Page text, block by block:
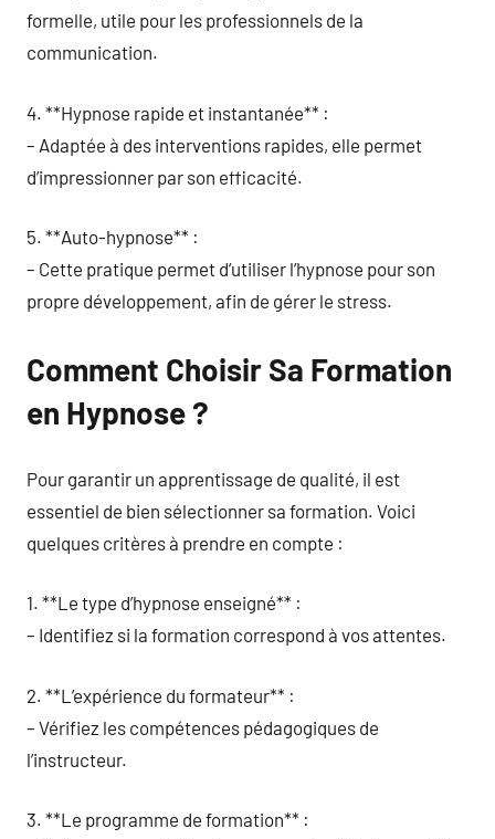
formelle, utile pour les professionnels de la
communication.
4. **Hypnose rapide et instantanée** :
– Adaptée à des interventions rapides, elle permet
d’impressionner par son efficacité.
5. **Auto-hypnose** :
– Cette pratique permet d’utiliser l’hypnose pour son
propre développement, afin de gérer le stress.
Comment Choisir Sa Formation
en Hypnose ?
Pour garantir un apprentissage de qualité, il est
essentiel de bien sélectionner sa formation. Voici
quelques critères à prendre en compte :
1. **Le type d’hypnose enseigné** :
– Identifiez si la formation correspond à vos attentes.
2. **L’expérience du formateur** :
– Vérifiez les compétences pédagogiques de
l’instructeur.
3. **Le programme de formation** :